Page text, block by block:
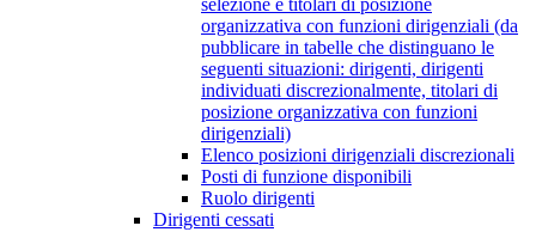
selezione e titolari di posizione
organizzativa con funzioni dirigenziali (da
pubblicare in tabelle che distinguano le
seguenti situazioni: dirigenti, dirigenti
individuati discrezionalmente, titolari di
posizione organizzativa con funzioni
dirigenziali)
Elenco posizioni dirigenziali discrezionali
Posti di funzione disponibili
Ruolo dirigenti
Dirigenti cessati